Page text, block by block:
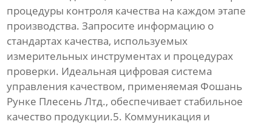
процедуры контроля качества на каждом этапе
производства. Запросите информацию о
стандартах качества, используемых
измерительных инструментах и процедурах
проверки. Идеальная цифровая система
управления качеством, применяемая Фошань
Рунке Плесень Лтд., обеспечивает стабильное
качество продукции.5. Коммуникация и